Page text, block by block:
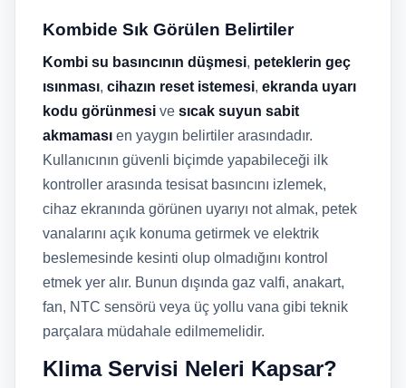
Kombide Sık Görülen Belirtiler
Kombi su basıncının düşmesi, peteklerin geç
ısınması, cihazın reset istemesi, ekranda uyarı
kodu görünmesi ve sıcak suyun sabit
akmaması en yaygın belirtiler arasındadır.
Kullanıcının güvenli biçimde yapabileceği ilk
kontroller arasında tesisat basıncını izlemek,
cihaz ekranında görünen uyarıyı not almak, petek
vanalarını açık konuma getirmek ve elektrik
beslemesinde kesinti olup olmadığını kontrol
etmek yer alır. Bunun dışında gaz valfi, anakart,
fan, NTC sensörü veya üç yollu vana gibi teknik
parçalara müdahale edilmemelidir.
Klima Servisi Neleri Kapsar?